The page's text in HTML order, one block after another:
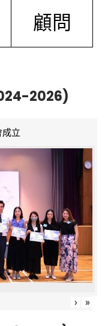
顧問
2026)
成立
› »